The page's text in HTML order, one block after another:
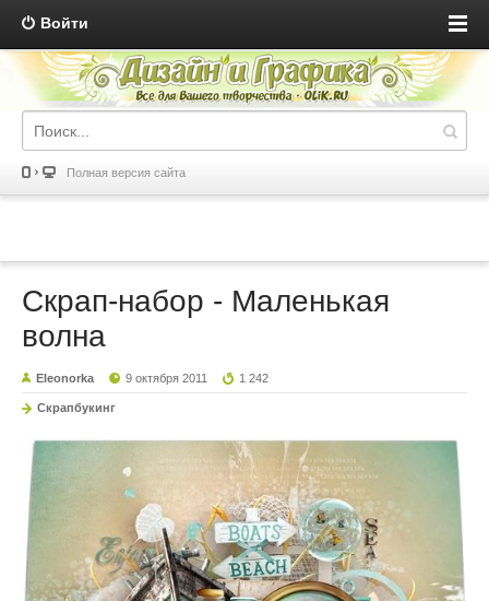
Войти
Полная версия сайта
Скрап-набор - Маленькая
волна
Eleonorka 9 октября 2011 1 242
Скрапбукинг